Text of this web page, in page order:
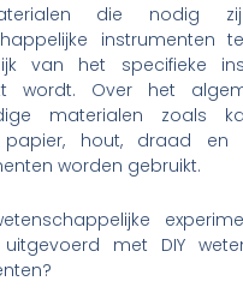
die nodig
instrumenten
van het specifieke
wordt. Over het
materialen zoals
papier, hout, draad en
worden gebruikt.
met DIY